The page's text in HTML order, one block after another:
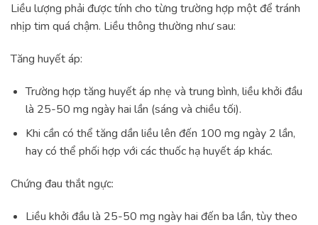
Liều lượng phải được tính cho từng trường hợp một để tránh
nhịp tim quá chậm. Liều thông thường như sau:
Tăng huyết áp:
Trường hợp tăng huyết áp nhẹ và trung bình, liều khởi đầu
là 25-50 mg ngày hai lần (sáng và chiều tối).
Khi cần có thể tăng dần liều lên đến 100 mg ngày 2 lần,
hay có thể phối hợp với các thuốc hạ huyết áp khác.
Chứng đau thắt ngực:
Liều khởi đầu là 25-50 mg ngày hai đến ba lần, tùy theo